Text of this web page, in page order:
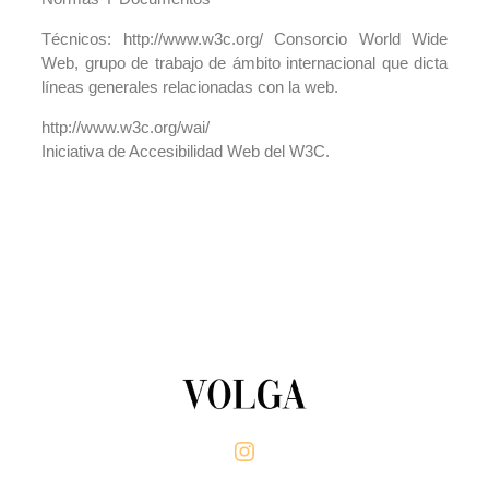
Técnicos: http://www.w3c.org/ Consorcio World Wide
Web, grupo de trabajo de ámbito internacional que dicta
líneas generales relacionadas con la web.
http://www.w3c.org/wai/
Iniciativa de Accesibilidad Web del W3C.